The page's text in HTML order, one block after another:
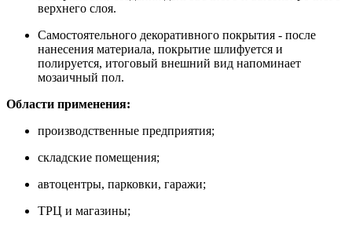
верхнего слоя.
Самостоятельного декоративного покрытия - после
нанесения материала, покрытие шлифуется и
полируется, итоговый внешний вид напоминает
мозаичный пол.
Области применения:
производственные предприятия;
складские помещения;
автоцентры, парковки, гаражи;
ТРЦ и магазины;